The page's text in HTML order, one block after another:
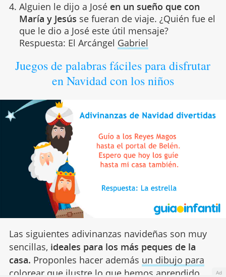
Alguien le dijo a José en un sueño que con
María y Jesús se fueran de viaje. ¿Quién fue el
que le dio a José este útil mensaje?
Respuesta: El Arcángel Gabriel
Juegos de palabras fáciles para disfrutar
en Navidad con los niños
Las siguientes adivinanzas navideñas son muy
sencillas, ideales para los más peques de la
casa. Proponles hacer además un dibujo para
colorearque ilustre lo que hemos aprendido. Ad